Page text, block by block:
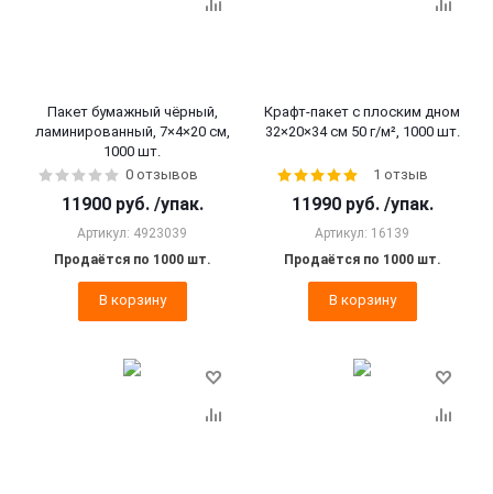
Пакет бумажный чёрный,
ламинированный, 7×4×20 см,
1000 шт.
0 отзывов
11900 руб. /упак.
Артикул: 4923039
Продаётся по 1000 шт.
В корзину
Крафт-пакет с плоским дном
32×20×34 см 50 г/м², 1000 шт.
1 отзыв
11990 руб. /упак.
Артикул: 16139
Продаётся по 1000 шт.
В корзину